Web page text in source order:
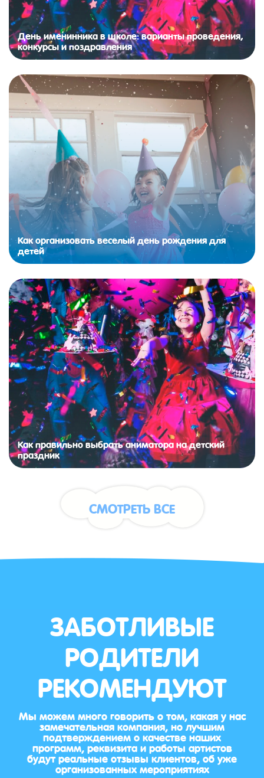
День именинника в школе: варианты проведения,
конкурсы и поздравления
Как организовать веселый день рождения для
детей
Как правильно выбрать аниматора на детский
праздник
СМОТРЕТЬ ВСЕ
ЗАБОТЛИВЫЕ
РОДИТЕЛИ
РЕКОМЕНДУЮТ
Мы можем много говорить о том, какая у нас
замечательная компания, но лучшим
подтверждением о качестве наших
программ, реквизита и работы артистов
будут реальные отзывы клиентов, об уже
организованных мероприятиях